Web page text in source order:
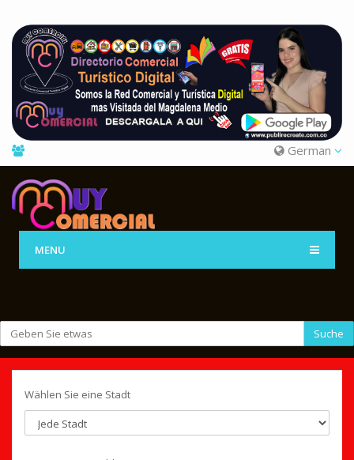
German
MENU
Suche
Wählen Sie eine Stadt